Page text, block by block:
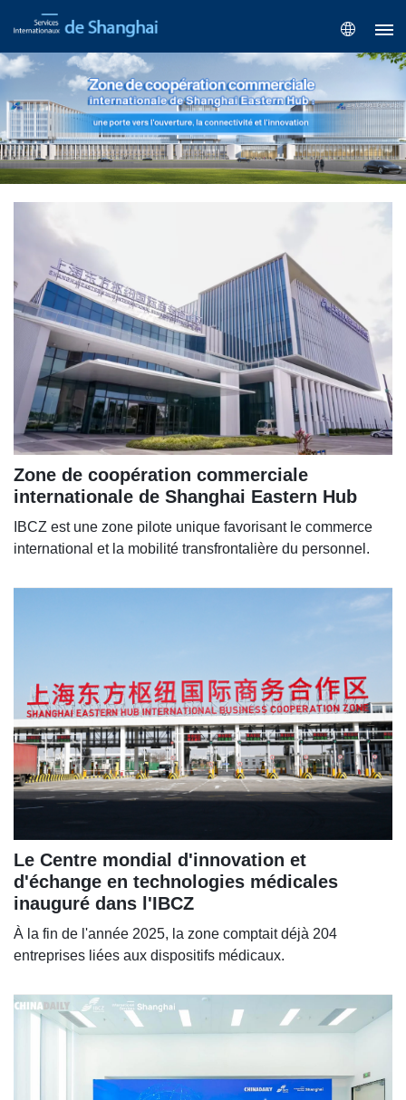
Zone de coopération commerciale
internationale de Shanghai Eastern Hub
IBCZ est une zone pilote unique favorisant le commerce
international et la mobilité transfrontalière du personnel.
Le Centre mondial d'innovation et
d'échange en technologies médicales
inauguré dans l'IBCZ
À la fin de l'année 2025, la zone comptait déjà 204
entreprises liées aux dispositifs médicaux.